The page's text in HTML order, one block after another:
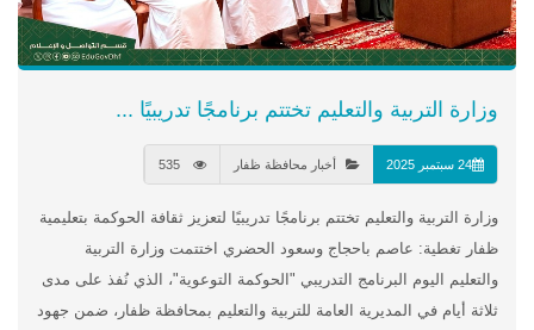
وزارة التربية والتعليم تختتم برنامجًا تدريبيًا ...
24 سبتمبر 2025 أخبار محافظة ظفار
وزارة التربية والتعليم تختتم برنامجًا تدريبيًا لتعزيز ثقافة الحوكمة بتعليمية
ظفار تغطية: عاصم باحجاج وسعود الحضري اختتمت وزارة التربية
والتعليم اليوم البرنامج التدريبي "الحوكمة التوعوية"، الذي نُفذ على مدى
ثلاثة أيام في المديرية العامة للتربية والتعليم بمحافظة ظفار، ضمن جهود